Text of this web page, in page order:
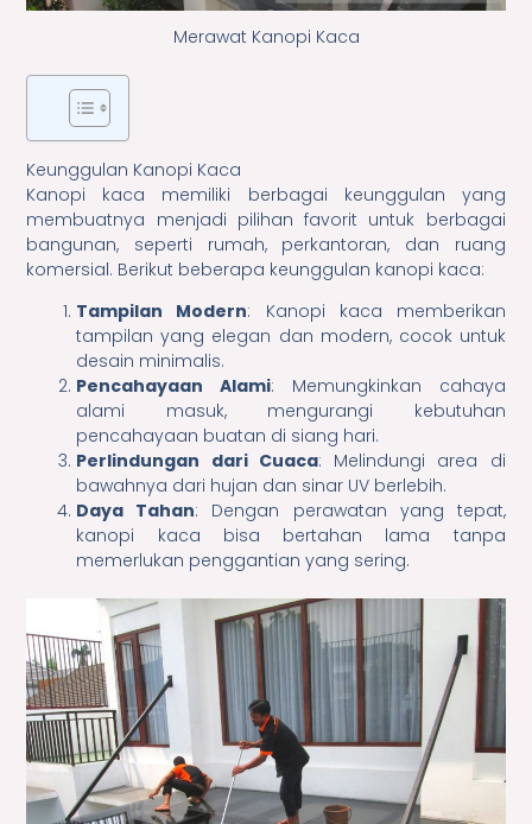
Merawat Kanopi Kaca
Keunggulan Kanopi Kaca
Kanopi kaca memiliki berbagai keunggulan yang
membuatnya menjadi pilihan favorit untuk berbagai
bangunan, seperti rumah, perkantoran, dan ruang
komersial. Berikut beberapa keunggulan kanopi kaca:
Tampilan Modern: Kanopi kaca memberikan
tampilan yang elegan dan modern, cocok untuk
desain minimalis.
Pencahayaan Alami: Memungkinkan cahaya
alami masuk, mengurangi kebutuhan
pencahayaan buatan di siang hari.
Perlindungan dari Cuaca: Melindungi area di
bawahnya dari hujan dan sinar UV berlebih.
Daya Tahan: Dengan perawatan yang tepat,
kanopi kaca bisa bertahan lama tanpa
memerlukan penggantian yang sering.